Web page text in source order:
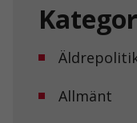
Allmänt